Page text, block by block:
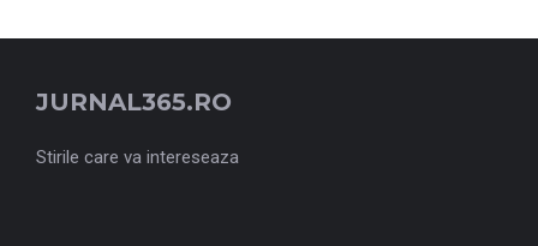
JURNAL365.RO
Stirile care va intereseaza